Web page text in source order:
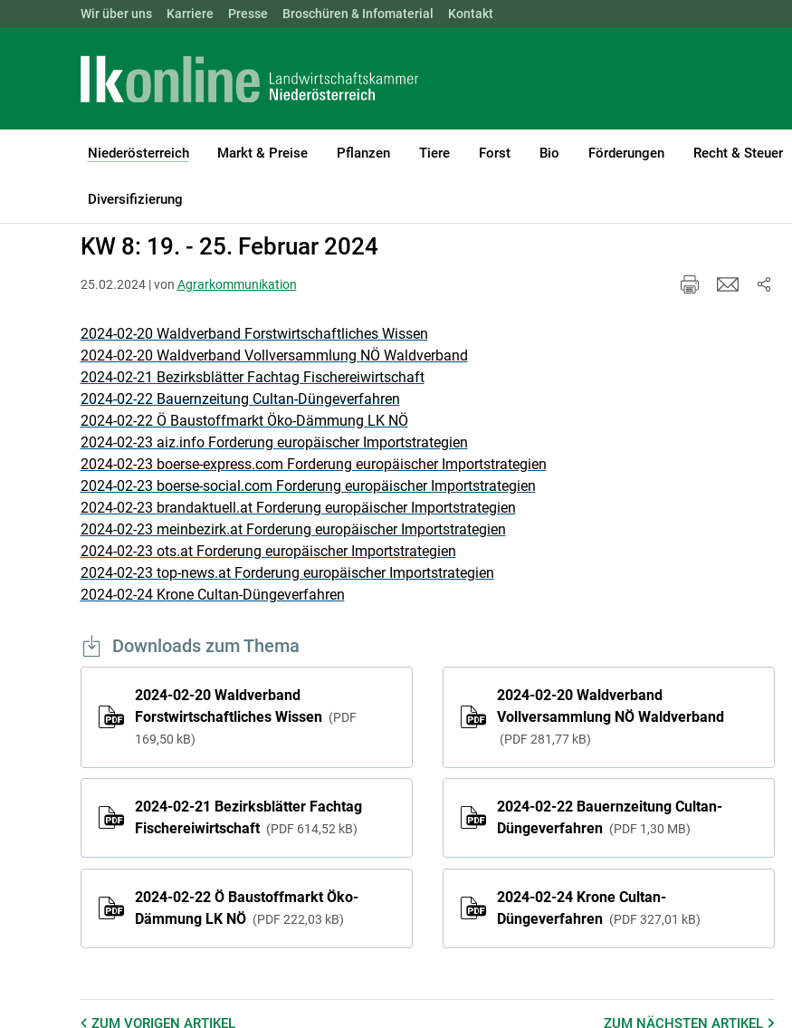
Skip to main content
Landwirtschaftskammern: ÖSTERREICH BGLD KTN NÖ OÖ SBG
Wir über uns Karriere Presse Broschüren & Infomaterial Kontakt
Niederösterreich
(current)1
Markt & Preise Pflanzen Tiere Forst Bio Förderungen Recht & Steuer
Diversifizierung
LK Niederösterreich
KW 8: 19. - 25. Februar 2024
25.02.2024 | von Agrarkommunikation
2024-02-20 Waldverband Forstwirtschaftliches Wissen
2024-02-20 Waldverband Vollversammlung NÖ Waldverband
2024-02-21 Bezirksblätter Fachtag Fischereiwirtschaft
2024-02-22 Bauernzeitung Cultan-Düngeverfahren
2024-02-22 Ö Baustoffmarkt Öko-Dämmung LK NÖ
2024-02-23 aiz.info Forderung europäischer Importstrategien
2024-02-23 boerse-express.com Forderung europäischer Importstrategien
2024-02-23 boerse-social.com Forderung europäischer Importstrategien
2024-02-23 brandaktuell.at Forderung europäischer Importstrategien
2024-02-23 meinbezirk.at Forderung europäischer Importstrategien
2024-02-23 ots.at Forderung europäischer Importstrategien
2024-02-23 top-news.at Forderung europäischer Importstrategien
2024-02-24 Krone Cultan-Düngeverfahren
Downloads zum Thema
2024-02-20 Waldverband
Forstwirtschaftliches Wissen
PDF
169,50 kB
2024-02-20 Waldverband
Vollversammlung NÖ Waldverband
PDF 281,77 kB
2024-02-21 Bezirksblätter Fachtag
Fischereiwirtschaft
PDF 614,52 kB
2024-02-22 Bauernzeitung Cultan-
Düngeverfahren
PDF 1,30 MB
2024-02-22 Ö Baustoffmarkt Öko-
Dämmung LK NÖ
PDF 222,03 kB
2024-02-24 Krone Cultan-
Düngeverfahren
PDF 327,01 kB
ZUM VORIGEN ARTIKEL ZUM NÄCHSTENARTIKEL